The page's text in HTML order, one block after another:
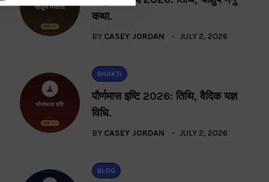
कथा.
BY CASEY JORDAN JULY 2, 2026
BHAKTI
पौर्णमास इष्टि 2026: तिथि, वैदिक यज्ञ
विधि.
BY CASEY JORDAN JULY 2, 2026
BLOG